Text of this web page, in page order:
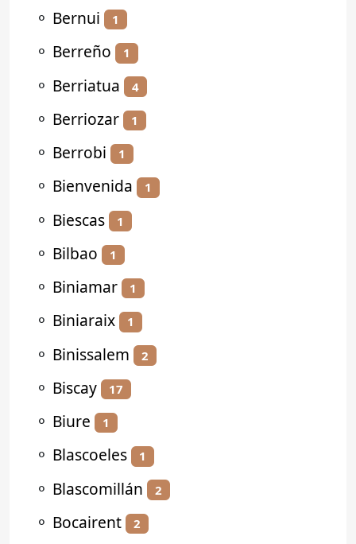
⚬ Bernui 1
⚬ Berreño 1
⚬ Berriatua 4
⚬ Berriozar 1
⚬ Berrobi 1
⚬ Bienvenida 1
⚬ Biescas 1
⚬ Bilbao 1
⚬ Biniamar 1
⚬ Biniaraix 1
⚬ Binissalem 2
⚬ Biscay 17
⚬ Biure 1
⚬ Blascoeles 1
⚬ Blascomillán 2
⚬ Bocairent 2